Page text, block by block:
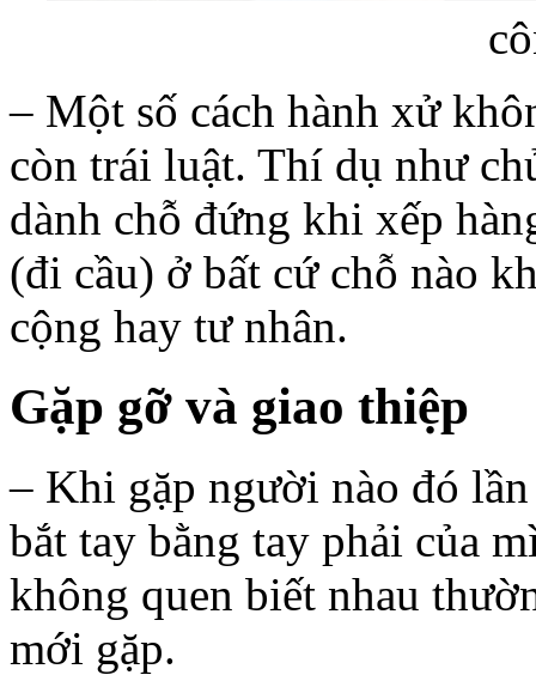
– Một số cách hành xử
còn trái luật. Thí dụ như
dành chỗ đứng khi xếp
(đi cầu) ở bất cứ chỗ nào
cộng hay tư nhân.
Gặp gỡ và giao thiệp
– Khi gặp người nào đó
bắt tay bằng tay phải của
không quen biết nhau
mới gặp.